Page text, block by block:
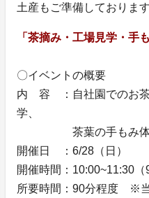
土産もご準備しております
「茶摘み・工場見学・手
〇イベントの概要
内 容 ：自社園でのお茶
学、
茶葉の手もみ体験
開催日 ：6/28（日）
開催時間：10:00~11:30（
所要時間：90分程度 ※